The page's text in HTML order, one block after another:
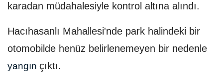
karadan müdahalesiyle kontrol altına alındı.
Hacıhasanlı Mahallesi'nde park halindeki bir
otomobilde henüz belirlenemeyen bir nedenle
yangın çıktı.